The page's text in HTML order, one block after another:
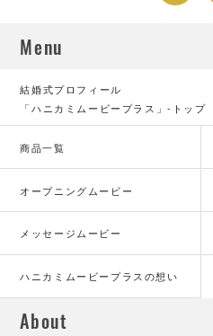
Menu
結婚式プロフィール
「ハニカミムービープラス」-トップ
商品一覧
オープニングムービー
メッセージムービー
ハニカミムービープラスの想い
About